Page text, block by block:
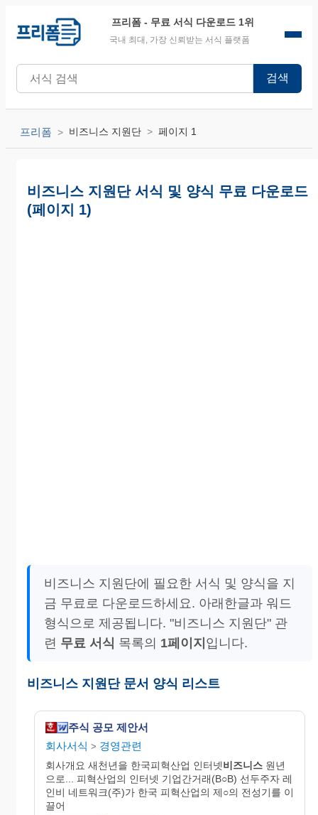
프리폼 - 무료 서식 다운로드 1위
국내 최대, 가장 신뢰받는 서식 플랫폼
검색
프리폼 비즈니스 지원단 페이지 1
비즈니스 지원단 서식 및 양식 무료 다운로드
(페이지 1)
비즈니스 지원단에 필요한 서식 및 양식을 지
금 무료로 다운로드하세요. 아래한글과 워드
형식으로 제공됩니다. "비즈니스 지원단" 관
련 무료 서식 목록의 1페이지 입니다.
비즈니스 지원단 문서 양식 리스트
주식 공모 제안서
회사서식 > 경영관련
회사개요 새천년을 한국피혁산업 인터넷비즈니스 원년
으로... 피혁산업의 인터넷 기업간거래(B○B) 선두주자 레
인비 네트워크(주)가 한국 피혁산업의 제○의 전성기를 이
끌어